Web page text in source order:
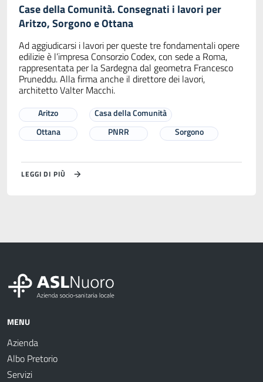
Case della Comunità. Consegnati i lavori per
Aritzo, Sorgono e Ottana
Ad aggiudicarsi i lavori per queste tre fondamentali opere
edilizie è l’impresa Consorzio Codex, con sede a Roma,
rappresentata per la Sardegna dal geometra Francesco
Pruneddu. Alla firma anche il direttore dei lavori,
architetto Valter Macchi.
Aritzo
Casa della Comunità
Ottana
PNRR Sorgono
LEGGI DI PIÙ
MENU
Azienda
Albo Pretorio
Servizi